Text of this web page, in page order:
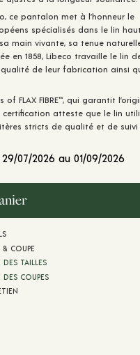
ce pantalon met à l’honneur le
spécialisés dans le lin
main vivante, sa tenue
en 1858, Libeco travaille le lin
de leur fabrication ainsi
FLAX FIBRE™️, qui garantit
atteste que le lin
stricts de qualité et de
07/2026 au 01/09/2026
& COUPE
DES TAILLES
DES COUPES